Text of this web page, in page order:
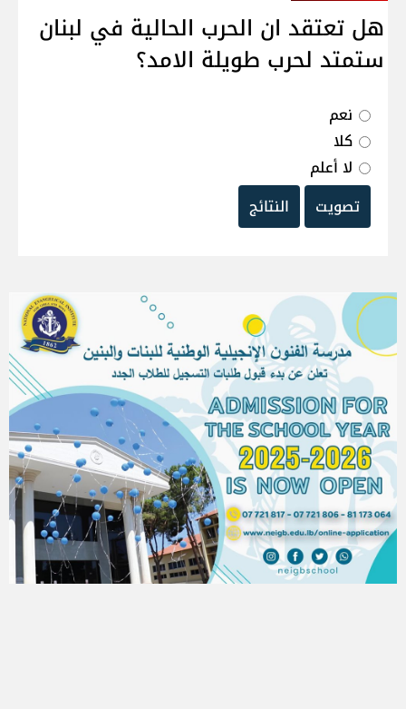
هل تعتقد ان الحرب الحالية في لبنان
ستمتد لحرب طويلة الامد؟
نعم
كلا
لا أعلم
تصويت
النتائج